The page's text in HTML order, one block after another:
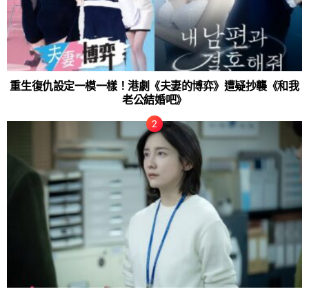
重生復仇設定一模一樣！港劇《夫妻的博弈》遭疑抄襲《和我
老公結婚吧》